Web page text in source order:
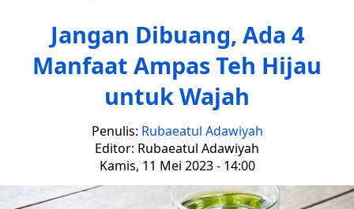
Jangan Dibuang, Ada 4
Manfaat Ampas Teh Hijau
untuk Wajah
Penulis: Rubaeatul Adawiyah
Editor: Rubaeatul Adawiyah
Kamis, 11 Mei 2023 - 14:00